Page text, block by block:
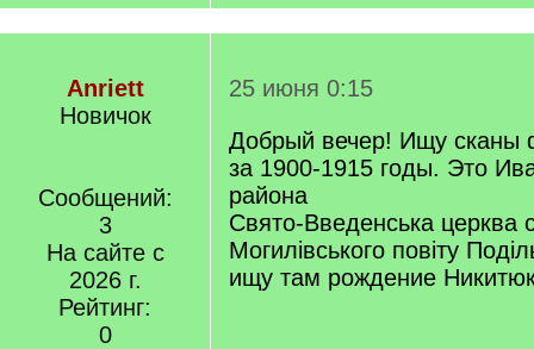
Anriett
Новичок
Сообщений:
3
На сайте с
2026 г.
Рейтинг:
0
25 июня 0:15
Добрый вечер! Ищу сканы
за 1900-1915 годы. Это
района
Свято-Введенська церква
Могилівського повіту
ищу там рождение